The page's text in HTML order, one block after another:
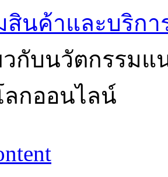
สินค้าและบริกา
วกับนวัตกรรมแ
ลกออนไลน์